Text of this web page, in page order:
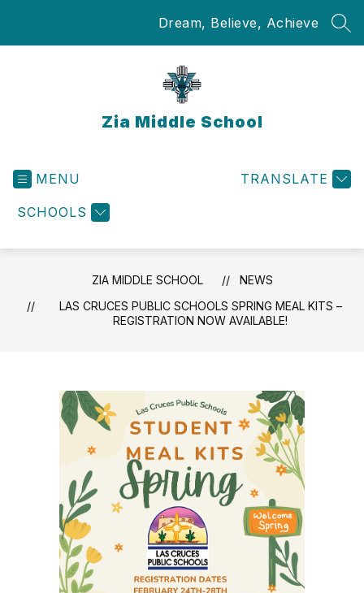
Dream, Believe, Achieve
Zia Middle School
MENU
SCHOOLS
TRANSLATE
ZIA MIDDLE SCHOOL
NEWS
LAS CRUCES PUBLIC SCHOOLS SPRING MEAL KITS –
REGISTRATION NOW AVAILABLE!